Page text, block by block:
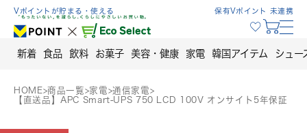
Skip
content
Vポイントが貯まる・使える 保有Vポイント 未連携
新着 食品 飲料 お菓子 美容・健康 家電 韓国アイテム シュー
HOME>商品一覧>家電>通信家電>
【直送品】APC Smart-UPS 750 LCD 100V オンサイト5年保証